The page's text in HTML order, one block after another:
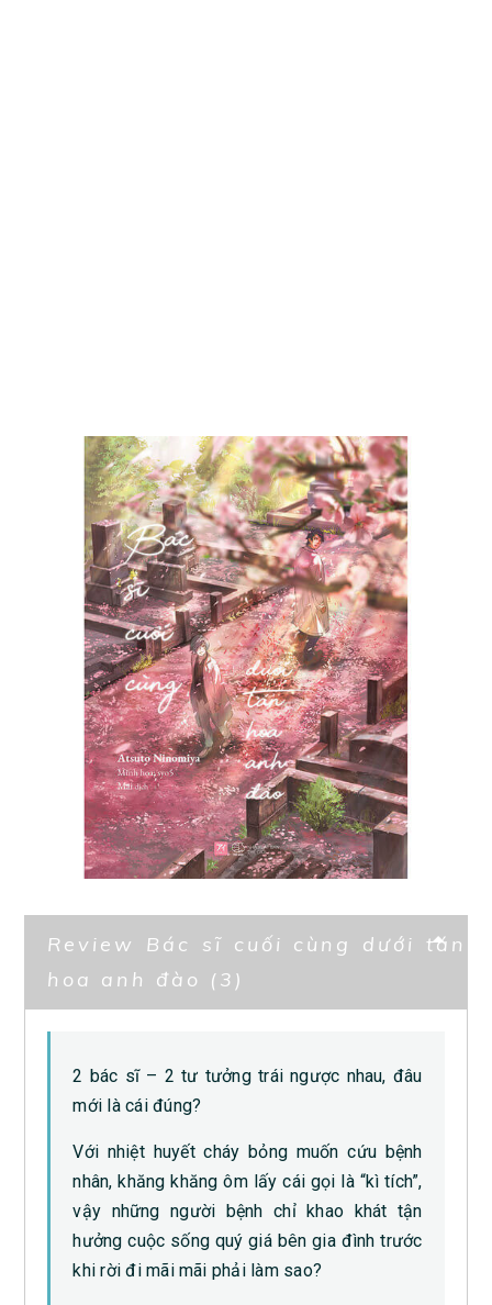
Review Bác sĩ cuối cùng dưới tán
hoa anh đào (3)
2 bác sĩ – 2 tư tưởng trái ngược nhau, đâu
mới là cái đúng?
Với nhiệt huyết cháy bỏng muốn cứu bệnh
nhân, khăng khăng ôm lấy cái gọi là “kì tích”,
vậy những người bệnh chỉ khao khát tận
hưởng cuộc sống quý giá bên gia đình trước
khi rời đi mãi mãi phải làm sao?